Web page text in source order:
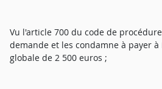
Vu l'article 700 du code de
demande et les condamne à payer à
globale de 2 500 euros ;